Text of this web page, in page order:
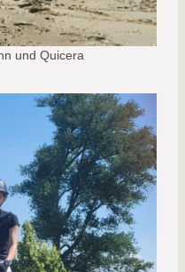
und Quicera